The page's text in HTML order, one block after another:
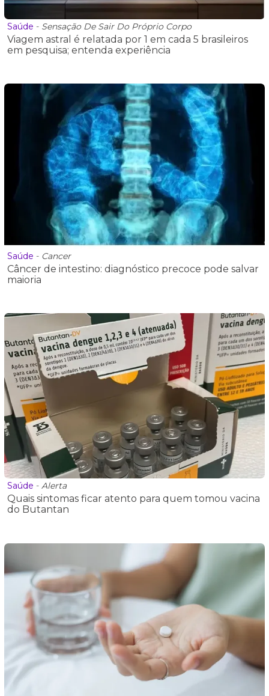
Saúde - Sensação De Sair Do Próprio Corpo
Viagem astral é relatada por 1 em cada 5 brasileiros
em pesquisa; entenda experiência
Saúde - Cancer
Câncer de intestino: diagnóstico precoce pode salvar
maioria
Saúde - Alerta
Quais sintomas ficar atento para quem tomou vacina
do Butantan